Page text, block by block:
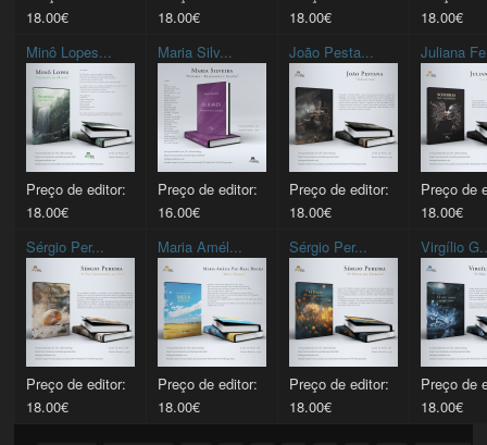
18.00€
18.00€
18.00€
18.00€
Minô Lopes...
Preço de editor:
18.00€
Maria Silv...
Preço de editor:
16.00€
João Pesta...
Preço de editor:
18.00€
Juliana
Preço de
18.00€
Sérgio Per...
Preço de editor:
18.00€
Maria Amél...
Preço de editor:
18.00€
Sérgio Per...
Preço de editor:
18.00€
Virgílio
Preço de
18.00€